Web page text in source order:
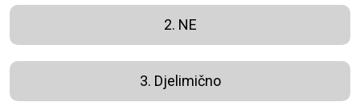
2. NE
3. Djelimično